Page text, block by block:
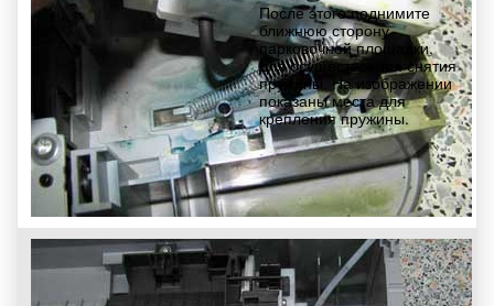
После этого поднимите
ближнюю сторону
парковочной площадки,
для осуществления снятия
пружины. На изображении
показаны места для
крепления пружины.